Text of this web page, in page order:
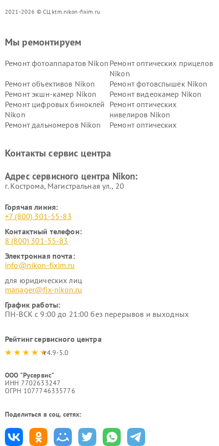
2021-2026 © СЦ ktm.nikon-fixim.ru
Мы ремонтируем
Ремонт фотоаппаратов Nikon Ремонт оптических прицелов
Nikon
Ремонт объективов Nikon
Ремонт фотовспышек Nikon
Ремонт экшн-камер Nikon
Ремонт видеокамер Nikon
Ремонт цифровых биноклей
Nikon
Ремонт оптических
нивелиров Nikon
Ремонт дальномеров Nikon
Ремонт оптических
Контакты сервис центра
Адрес сервисного центра Nikon:
г. Кострома, Магистральная ул., 20
Горячая линия:
+7 (800) 301-55-83
Контактный телефон:
8 (800) 301-55-83
Электронная почта:
info@nikon-fixim.ru
для юридических лиц
manager@fix-nikon.ru
График работы:
ПН-ВСК с 9:00 до 21:00 без перерывов и выходных
Рейтинг сервисного центра
4.9-5.0
ООО "Русервис"
ИНН 7702633247
ОГРН 1077746335776
Поделиться в соц. сетях: